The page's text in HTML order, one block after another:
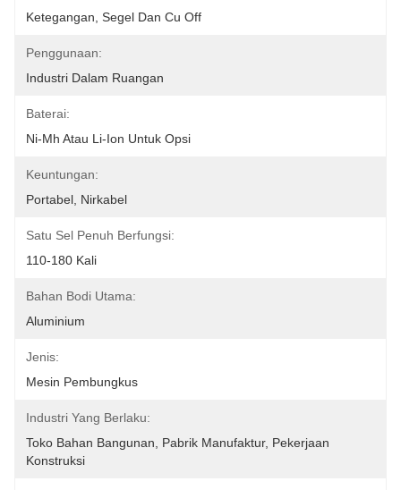
Ketegangan, Segel Dan Cu Off
Penggunaan:
Industri Dalam Ruangan
Baterai:
Ni-Mh Atau Li-Ion Untuk Opsi
Keuntungan:
Portabel, Nirkabel
Satu Sel Penuh Berfungsi:
110-180 Kali
Bahan Bodi Utama:
Aluminium
Jenis:
Mesin Pembungkus
Industri Yang Berlaku:
Toko Bahan Bangunan, Pabrik Manufaktur, Pekerjaan
Konstruksi